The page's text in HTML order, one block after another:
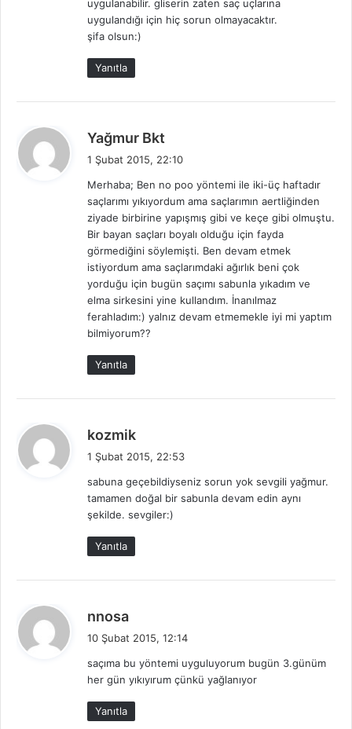
uygulanabilir. gliserin zaten saç uçlarına
uygulandığı için hiç sorun olmayacaktır.
şifa olsun:)
Yanıtla
Yağmur Bkt
i
k
i
1 Şubat 2015, 22:10
Merhaba; Ben no poo yöntemi ile iki-üç haftadır
saçlarımı yıkıyordum ama saçlarımın aertliğinden
ziyade birbirine yapışmış gibi ve keçe gibi olmuştu.
Bir bayan saçları boyalı olduğu için fayda
görmediğini söylemişti. Ben devam etmek
istiyordum ama saçlarımdaki ağırlık beni çok
yorduğu için bugün saçımı sabunla yıkadım ve
elma sirkesini yine kullandım. İnanılmaz
ferahladım:) yalnız devam etmemekle iyi mi yaptım
bilmiyorum??
Yanıtla
kozmik
i
k
i
1 Şubat 2015, 22:53
sabuna geçebildiyseniz sorun yok sevgili yağmur.
tamamen doğal bir sabunla devam edin aynı
şekilde. sevgiler:)
Yanıtla
nnosa
i
k
i
:
10 Şubat 2015, 12:14
saçıma bu yöntemi uyguluyorum bugün 3.günüm
her gün yıkıyırum çünkü yağlanıyor
Yanıtla